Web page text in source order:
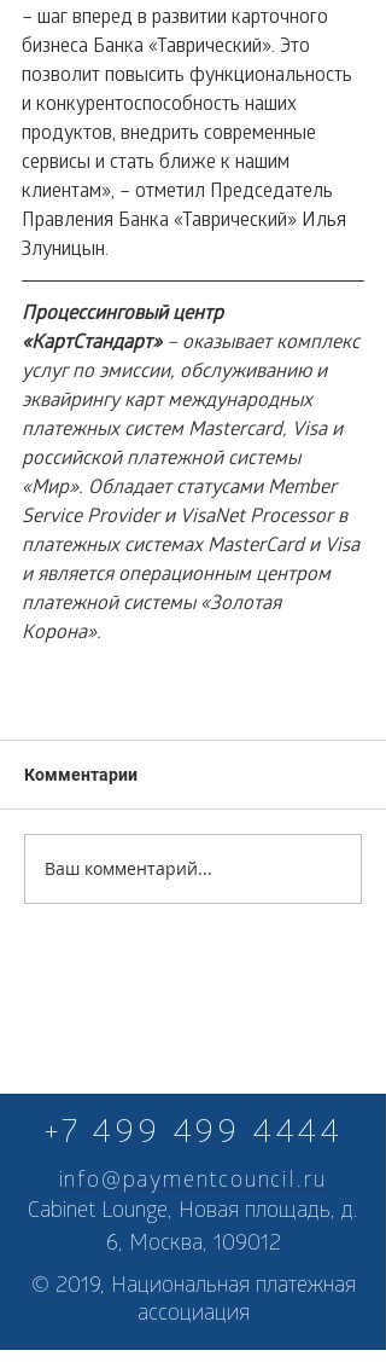
– шаг вперед в развитии карточного
бизнеса Банка «Таврический». Это
позволит повысить функциональность
и конкурентоспособность наших
продуктов, внедрить современные
сервисы и стать ближе к нашим
клиентам», – отметил Председатель
Правления Банка «Таврический» Илья
Злуницын.
Процессинговый центр
«КартСтандарт» – оказывает комплекс
услуг по эмиссии, обслуживанию и
эквайрингу карт международных
платежных систем Mastercard, Visa и
российской платежной системы
«Мир». Обладает статусами Member
Service Provider и VisaNet Processor в
платежных системах MasterCard и Visa
и является операционным центром
платежной системы «Золотая
Корона».
Комментарии
Ваш комментарий...
+7 499 499 4444
info@paymentcouncil.ru
Cabinet Lounge, Новая площадь, д.
6, Москва, 109012
© 2019, Национальная платежная
ассоциация